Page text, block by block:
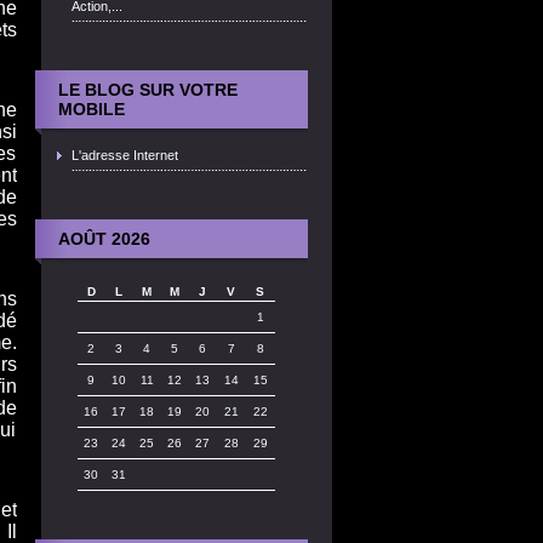
Action,...
LE BLOG SUR VOTRE
MOBILE
L'adresse Internet
AOÛT 2026
D L M M J V
S
1
2 3 4 5 6 7 8
9 10 11 12 13 14 15
16 17 18 19 20 21 22
23 24 25 26 27 28 29
30 31